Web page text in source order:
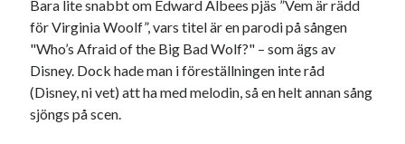
Bara lite snabbt om Edward Albees pjäs ”Vem är rädd
för Virginia Woolf”, vars titel är en parodi på sången
"Who’s Afraid of the Big Bad Wolf?" – som ägs av
Disney. Dock hade man i föreställningen inte råd
(Disney, ni vet) att ha med melodin, så en helt annan sång
sjöngs på scen.